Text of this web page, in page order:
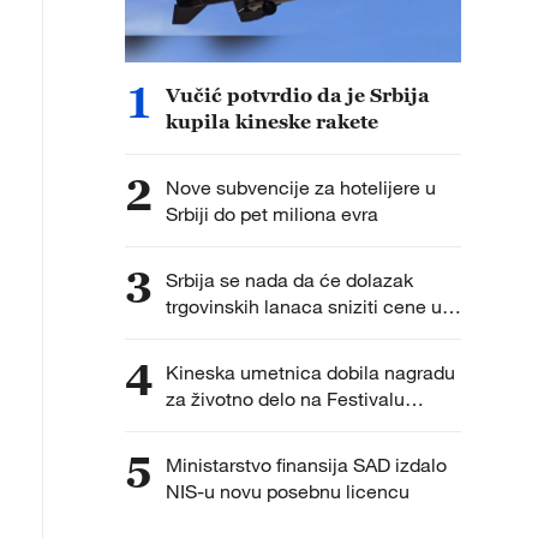
1
Vučić potvrdio da je Srbija
kupila kineske rakete
2
Nove subvencije za hotelijere u
Srbiji do pet miliona evra
3 Srbija se nada da će dolazak
trgovinskih lanaca sniziti cene u
radnjama
4 Kineska umetnica dobila nagradu
za životno delo na Festivalu
dečjeg pozorišta u Subotici
5
Ministarstvo finansija SAD izdalo
NIS-u novu posebnu licencu